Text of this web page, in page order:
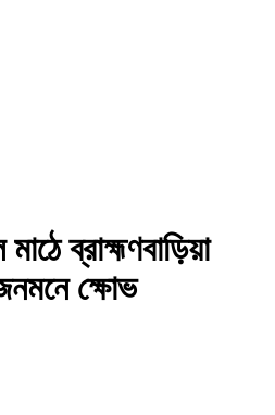
ব্রাহ্মণবাড়িয়া
ক্ষোভ